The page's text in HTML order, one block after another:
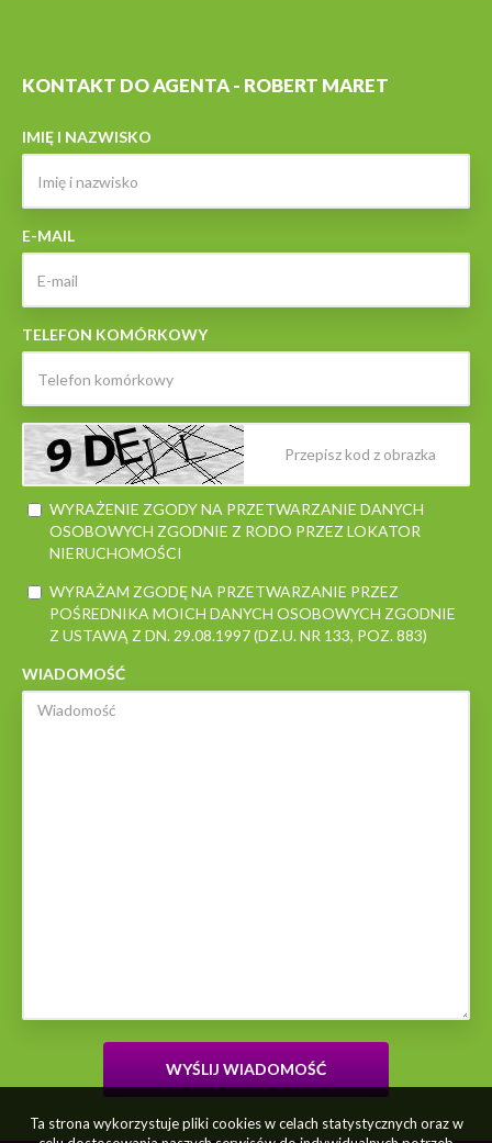
KONTAKT DO AGENTA - ROBERT MARET
IMIĘ I NAZWISKO
E-MAIL
TELEFON KOMÓRKOWY
WYRAŻENIE ZGODY NA PRZETWARZANIE DANYCH
OSOBOWYCH ZGODNIE Z RODO PRZEZ LOKATOR
NIERUCHOMOŚCI
WYRAŻAM ZGODĘ NA PRZETWARZANIE PRZEZ
POŚREDNIKA MOICH DANYCH OSOBOWYCH ZGODNIE
Z USTAWĄ Z DN. 29.08.1997 (DZ.U. NR 133, POZ. 883)
WIADOMOŚĆ
Ta strona wykorzystuje pliki cookies w celach statystycznych oraz w